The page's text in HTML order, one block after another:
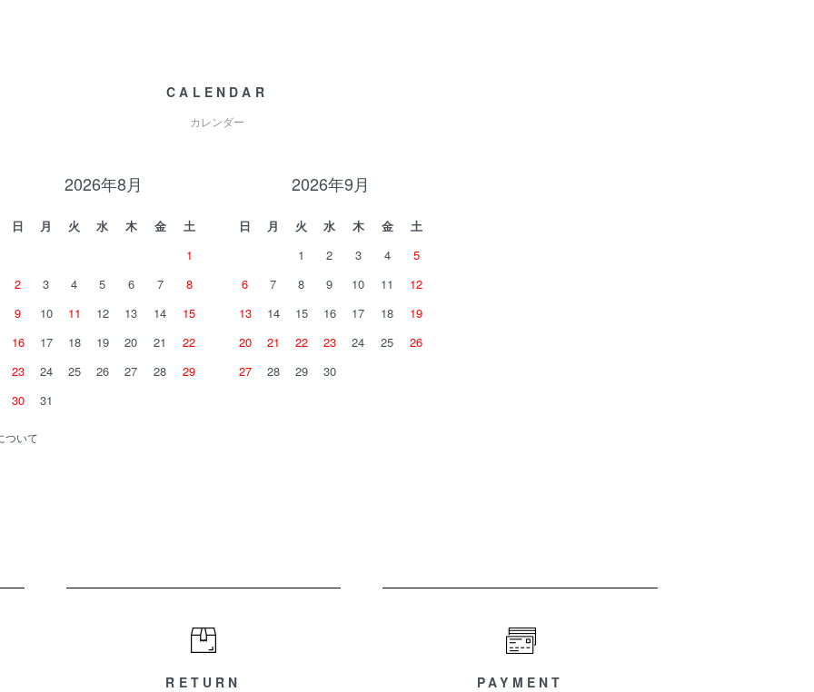
CALENDAR
カレンダー
2026年8月
日 月 火 水 木 金
土
1
2
3 4 5 6 7
8
9
10 11 12 13 14
15
16
17 18 19 20 21
22
23
24 25 26 27 28
29
30
31
2026年9月
日 月 火 水 木 金
土
1
2 3 4
5
6
7 8 9 10 11
12
13
14 15 16 17 18
19
20
21 22 23 24 25
26
27
28 29 30
ついて
RETURN PAYMENT